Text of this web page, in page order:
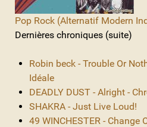
Pop Rock (Alternatif Modern
Dernières chroniques (suite)
Robin beck - Trouble Or
Idéale
DEADLY DUST - Alright -
SHAKRA - Just Live Loud!
49 WINCHESTER - Change